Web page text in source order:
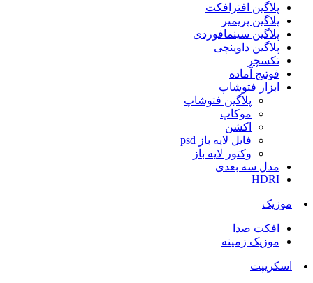
پلاگین افترافکت
پلاگین پریمیر
پلاگین سینمافوردی
پلاگین داوینچی
تکسچر
فوتیج آماده
ابزار فتوشاپ
پلاگین فتوشاپ
موکاپ
اکشن
فایل لایه باز psd
وکتور لایه باز
مدل سه بعدی
HDRI
موزیک
افکت صدا
موزیک زمینه
اسکریپت